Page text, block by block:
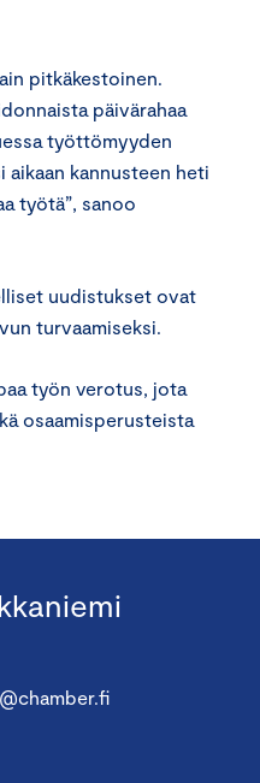
pitkäkestoinen.
päivärahaa
työttömyyden
kannusteen heti
työtä”, sanoo
uudistukset ovat
turvaamiseksi.
työn verotus, jota
osaamisperusteista